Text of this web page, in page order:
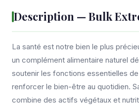
Description — Bulk
La santé est notre bien le plus
un complément alimentaire naturel
soutenir les fonctions essentielles
renforcer le bien-être au quotidien.
combine des actifs végétaux et